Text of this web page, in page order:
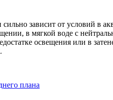
зависит от условий в
в мягкой воде с
освещения или в
плана